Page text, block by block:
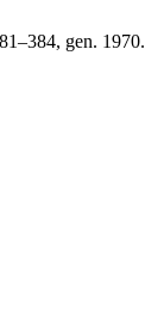
gen. 1970.